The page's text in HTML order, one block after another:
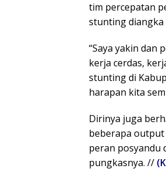
tim percepatan
stunting diangka
“Saya yakin dan
kerja cerdas,
stunting di
harapan kita
Dirinya juga
beberapa
peran posyandu
pungkasnya. //